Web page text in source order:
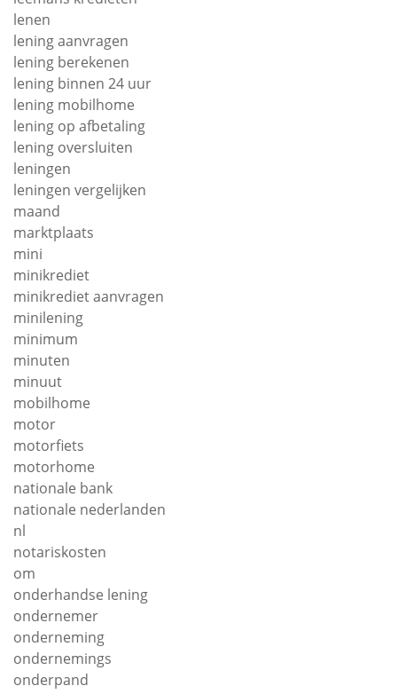
lenen
lening aanvragen
lening berekenen
lening binnen 24 uur
lening mobilhome
lening op afbetaling
lening oversluiten
leningen
leningen vergelijken
maand
marktplaats
mini
minikrediet
minikrediet aanvragen
minilening
minimum
minuten
minuut
mobilhome
motor
motorfiets
motorhome
nationale bank
nationale nederlanden
nl
notariskosten
om
onderhandse lening
ondernemer
onderneming
ondernemings
onderpand